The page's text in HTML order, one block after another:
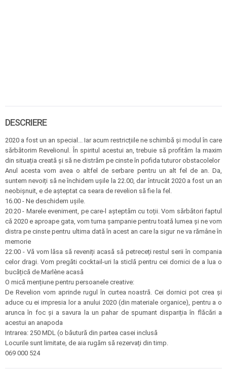
DESCRIERE
2020 a fost un an special... Iar acum restricțiile ne schimbă și modul în care
sărbătorim Revelionul. În spiritul acestui an, trebuie să profităm la maxim
din situația creată și să ne distrăm pe cinste în pofida tuturor obstacolelor
Anul acesta vom avea o altfel de serbare pentru un alt fel de an. Da,
suntem nevoiți să ne închidem ușile la 22.00, dar întrucât 2020 a fost un an
neobișnuit, e de așteptat ca seara de revelion să fie la fel.
16.00 - Ne deschidem ușile.
20:20 - Marele eveniment, pe care-l așteptăm cu toții. Vom sărbători faptul
că 2020 e aproape gata, vom turna șampanie pentru toată lumea și ne vom
distra pe cinste pentru ultima dată în acest an care la sigur ne va rămâne în
memorie
22:00 - Vă vom lăsa să reveniți acasă să petreceți restul serii în compania
celor dragi. Vom pregăti cocktail-uri la sticlă pentru cei dornici de a lua o
bucățică de Marlène acasă
O mică mențiune pentru persoanele creative:
De Revelion vom aprinde rugul în curtea noastră. Cei dornici pot crea și
aduce cu ei impresia lor a anului 2020 (din materiale organice), pentru a o
arunca în foc și a savura la un pahar de spumant dispariția în flăcări a
acestui an anapoda
Intrarea: 250 MDL (o băutură din partea casei inclusă
Locurile sunt limitate, de aia rugăm să rezervați din timp.
069 000 524